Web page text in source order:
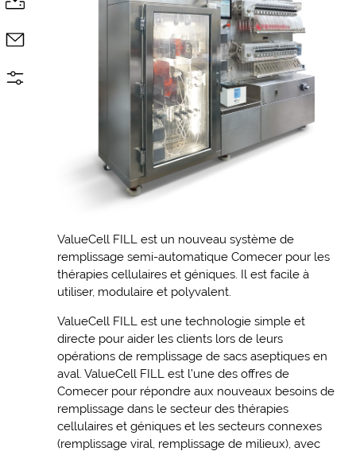
ValueCell FILL est un nouveau système de
remplissage semi-automatique Comecer pour les
thérapies cellulaires et géniques. Il est facile à
utiliser, modulaire et polyvalent.
ValueCell FILL est une technologie simple et
directe pour aider les clients lors de leurs
opérations de remplissage de sacs aseptiques en
aval. ValueCell FILL est l’une des offres de
Comecer pour répondre aux nouveaux besoins de
remplissage dans le secteur des thérapies
cellulaires et géniques et les secteurs connexes
(remplissage viral, remplissage de milieux), avec